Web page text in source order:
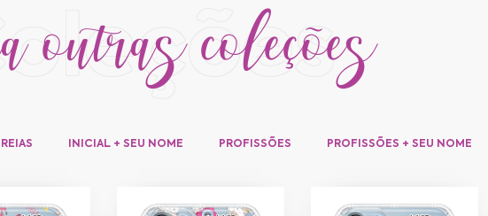
coleções
INICIAL + SEU NOME PROFISSÕES PROFISSÕES + SEU NOME